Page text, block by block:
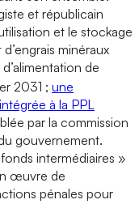
et républicain
et le stockage
minéraux
de
2031 ; une
à la PPL
par la commission
gouvernement.
intermédiaires »
œuvre de
pénales pour